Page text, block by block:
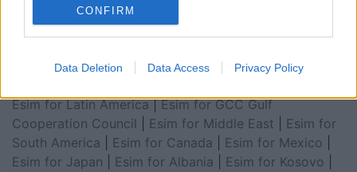
CONFIRM
Data Deletion Data Access Privacy Policy
|Esim for Germany
for Asia|Esim for World Cup 2026
Emirates|Esim for Balkans|Esim for Morocco|
Esim for Latin America|Esim for GCC Gulf
Cooperation Council
Esim for Middle East
Esim for
South America
Esim for Canada Esim for Mexico
Esim for Japan
Esim for Albania Esim for Kosovo